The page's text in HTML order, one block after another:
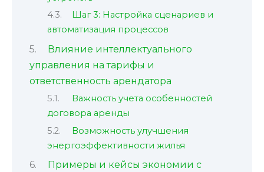
Шаг 3: Настройка сценариев и
автоматизация процессов
Влияние интеллектуального
управления на тарифы и
ответственность арендатора
Важность учета особенностей
договора аренды
Возможность улучшения
энергоэффективности жилья
Примеры и кейсы экономии с